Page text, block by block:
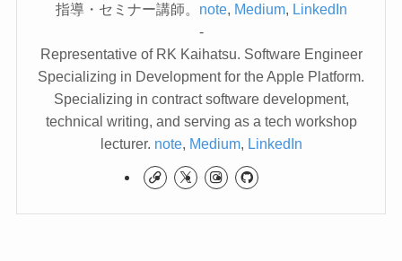
指導・セミナー講師。 note, Medium, LinkedIn
-
Representative of RK Kaihatsu. Software Engineer
Specializing in Development for the Apple Platform.
Specializing in contract software development,
technical writing, and serving as a tech workshop
lecturer. note, Medium, LinkedIn